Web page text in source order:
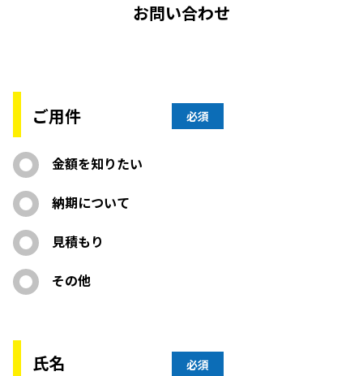
お問い合わせ
ご用件 必須
金額を知りたい
納期について
見積もり
その他
氏名 必須